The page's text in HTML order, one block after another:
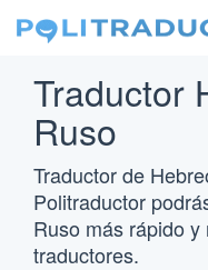
Traductor
Ruso
Traductor de
Politraductor
Ruso más rápido
traductores.